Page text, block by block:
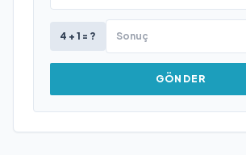
4 + 1 = ?
GÖNDER